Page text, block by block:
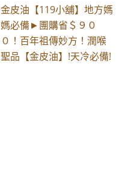
金皮油【119小舖】地方媽
媽必備►團購省＄９０
０！百年祖傳妙方！潤喉
聖品【金皮油】!天冷必備!